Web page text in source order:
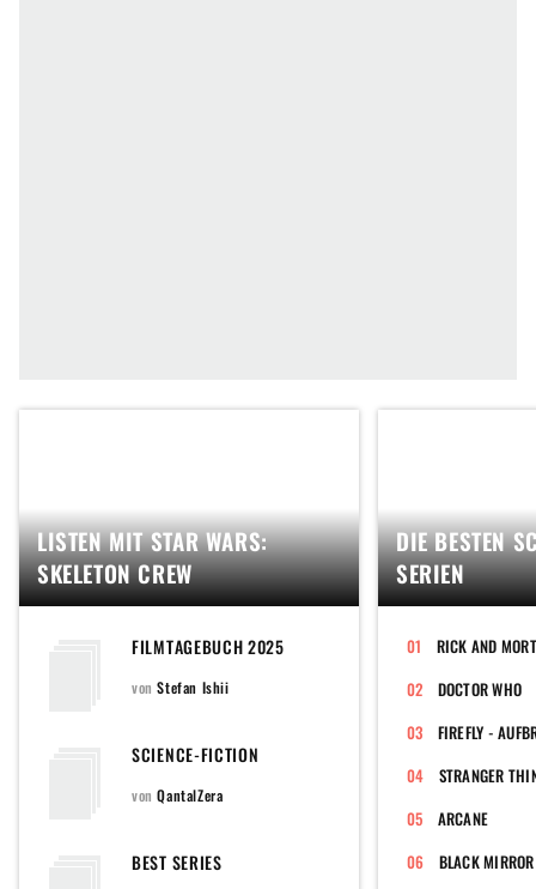
LISTEN MIT STAR WARS:
SKELETON CREW
FILMTAGEBUCH 2025
vonStefan Ishii
SCIENCE-FICTION
vonQantalZera
BEST SERIES
DIE BESTEN
SERIEN
RICK AND
DOCTOR WHO
FIREFLY -
STRANGER
ARCANE
BLACK MIRROR